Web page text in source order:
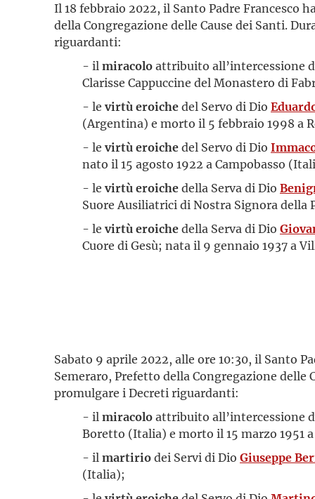
Il 18 febbraio 2022, il Santo Padre Francesco
della Congregazione delle Cause dei Santi.
riguardanti:
- il miracoloattribuito all’intercessione
Clarisse Cappuccine del Monastero di
- le virtù eroichedel Servo di Dio
(Argentina) e morto il 5 febbraio 1998 a
- le virtù eroichedel Servo di Dio
nato il 15 agosto 1922 a Campobasso
- le virtù eroichedella Serva di Dio
Suore Ausiliatrici di Nostra Signora della
- le virtù eroichedella Serva di Dio
Cuore di Gesù; nata il 9 gennaio 1937 a
Sabato 9 aprile 2022, alle ore 10:30, il Santo
Semeraro, Prefetto della Congregazione delle
promulgare i Decreti riguardanti:
- il miracoloattribuito all’intercessione
Boretto (Italia) e morto il 15 marzo 1951
- il martiriodei Servi di Dio Giuseppe
(Italia);